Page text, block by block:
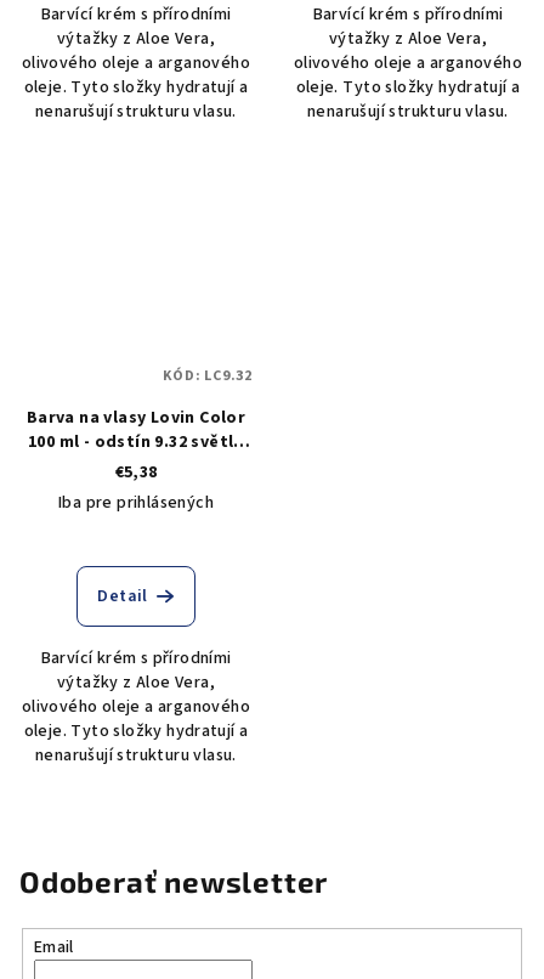
Barvící krém s přírodními
výtažky z Aloe Vera,
olivového oleje a arganového
oleje. Tyto složky hydratují a
nenarušují strukturu vlasu.
Barvící krém s přírodními
výtažky z Aloe Vera,
olivového oleje a arganového
oleje. Tyto složky hydratují a
nenarušují strukturu vlasu.
Barva na vlasy Lovin Color
100 ml - odstín 9.32 světle
béžová duhová blond
€5,38
Iba pre prihlásených
Detail
Barvící krém s přírodními
výtažky z Aloe Vera,
olivového oleje a arganového
oleje. Tyto složky hydratují a
nenarušují strukturu vlasu.
KÓD: LC9.32
Odoberať newsletter
Email